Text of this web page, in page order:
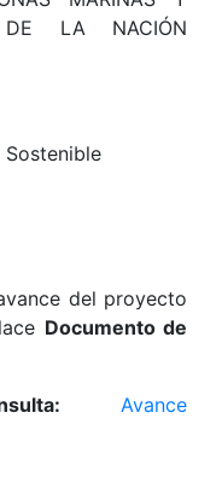
DE LA NACIÓN
del proyecto
Documento de
Avance